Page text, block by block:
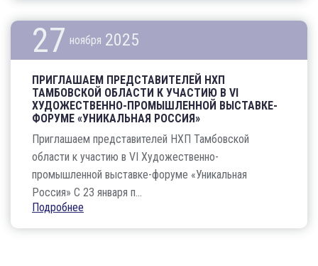
27 ноября 2025
ПРИГЛАШАЕМ ПРЕДСТАВИТЕЛЕЙ НХП
ТАМБОВСКОЙ ОБЛАСТИ К УЧАСТИЮ В VI
ХУДОЖЕСТВЕННО-ПРОМЫШЛЕННОЙ ВЫСТАВКЕ-
ФОРУМЕ «УНИКАЛЬНАЯ РОССИЯ»
Приглашаем представителей НХП Тамбовской
области к участию в VI Художественно-
промышленной выставке-форуме «Уникальная
Россия» С 23 января п...
Подробнее